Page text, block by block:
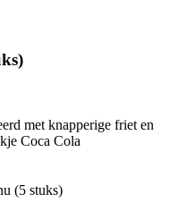
met knapperige friet en
Coca Cola